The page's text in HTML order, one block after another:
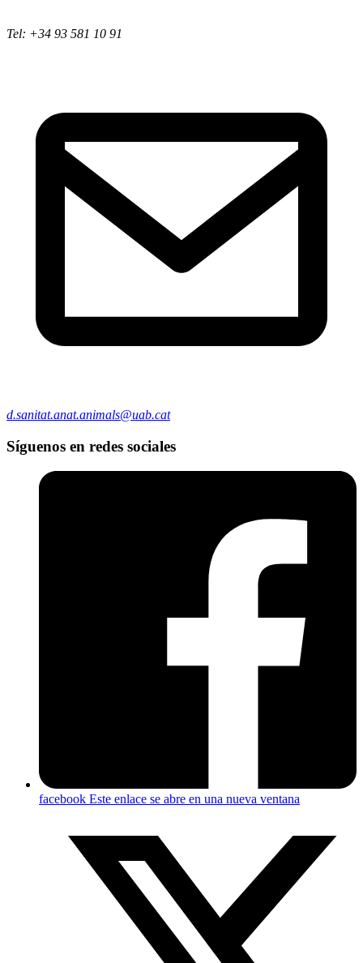
Tel: +34 93 581 10 91
d.sanitat.anat.animals@uab.cat
Síguenos en redes sociales
facebook Este enlace se abre en una nueva ventana